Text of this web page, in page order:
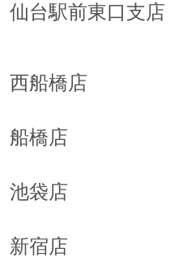
仙台駅前東口支店
西船橋店
船橋店
池袋店
新宿店